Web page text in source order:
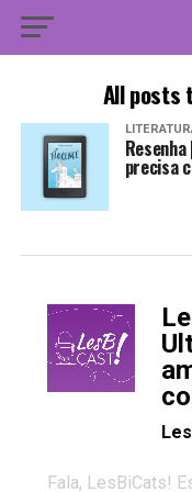
All posts
precisa
-
Fala, LesBiCats!